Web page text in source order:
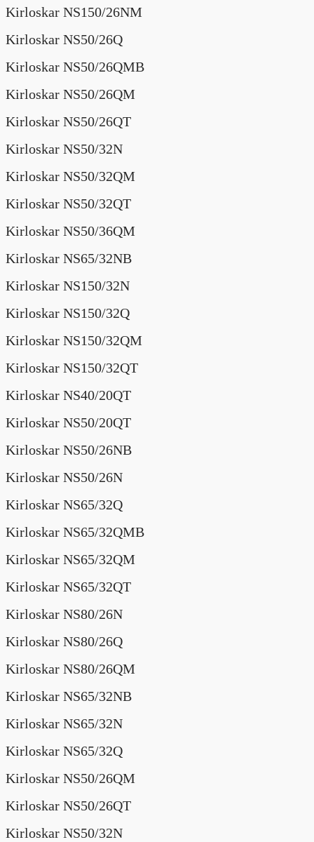
Kirloskar NS150/26NM
Kirloskar NS50/26Q
Kirloskar NS50/26QMB
Kirloskar NS50/26QM
Kirloskar NS50/26QT
Kirloskar NS50/32N
Kirloskar NS50/32QM
Kirloskar NS50/32QT
Kirloskar NS50/36QM
Kirloskar NS65/32NB
Kirloskar NS150/32N
Kirloskar NS150/32Q
Kirloskar NS150/32QM
Kirloskar NS150/32QT
Kirloskar NS40/20QT
Kirloskar NS50/20QT
Kirloskar NS50/26NB
Kirloskar NS50/26N
Kirloskar NS65/32Q
Kirloskar NS65/32QMB
Kirloskar NS65/32QM
Kirloskar NS65/32QT
Kirloskar NS80/26N
Kirloskar NS80/26Q
Kirloskar NS80/26QM
Kirloskar NS65/32NB
Kirloskar NS65/32N
Kirloskar NS65/32Q
Kirloskar NS50/26QM
Kirloskar NS50/26QT
Kirloskar NS50/32N